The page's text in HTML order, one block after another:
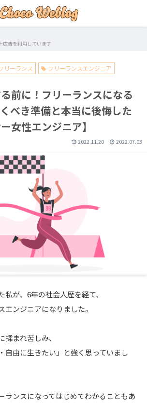
広告を利用しています
リーランス フリーランスエンジニア
前に！フリーランスになる
べき準備と本当に後悔した
女性エンジニア】
2022.11.20 2022.07.03
私が、6年の社会人歴を経て、
エンジニアになりました。
まれ苦しみ、
自由に生きたい」と強く思っていまし
ランスになってはじめてわかることもあ